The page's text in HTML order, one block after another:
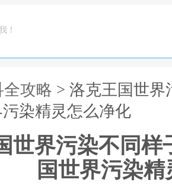
！
全攻略 > 洛克王国世界
染精灵怎么净化
世界污染不同样
国世界污染